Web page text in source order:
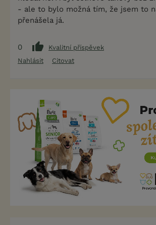
- ale to bylo možná tím, že jsem to
přenášela já.
0
Kvalitní příspěvek
Nahlásit
Citovat